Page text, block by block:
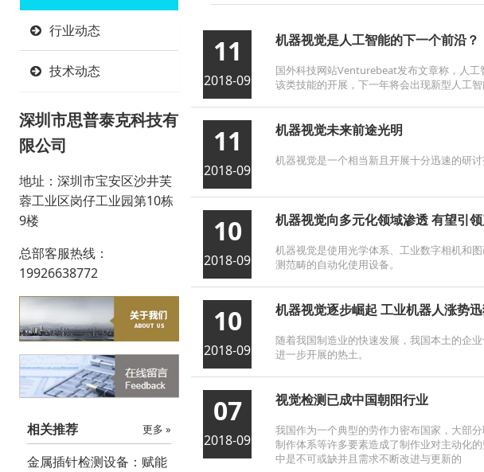
行业动态
技术动态
深圳市思普泰克科技有
限公司
地址：深圳市宝安区沙井芙
蓉工业区岗仔工业园第10栋
9楼
总部客服热线：
19926638772
相关推荐 更多 »
金属插针检测设备：赋能
11
2018-09
机器视觉是人工智能的下一个前沿？
国外科技网站Venturebeat发布文章称，人
该类技能的开展，下一年将会出现新型人工智
11
2018-09
机器视觉未来前途光明
机器视觉是一个相当新且开展十分迅速的研
10
2018-09
机器视觉向多元化领域渗透 有望引
机器视觉是使用光学体系、工业数字相机和
测范畴的自动化使用设备。
10
2018-09
机器视觉逐步崛起 工业机器人涨势
随着我国制造业的快速发展，我国本土的企
进一步开展的热土。
07
2018-09
视觉检测已成中国朝阳行业
我国作为一个典型的劳作力密布国家，大部
制作体系等许多要素造成了制作业对主动化
中是不可或缺并且需求不断改进与更新的